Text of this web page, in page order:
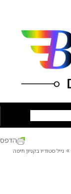
» נייל סטודיו בקניון חיפה
הדפס